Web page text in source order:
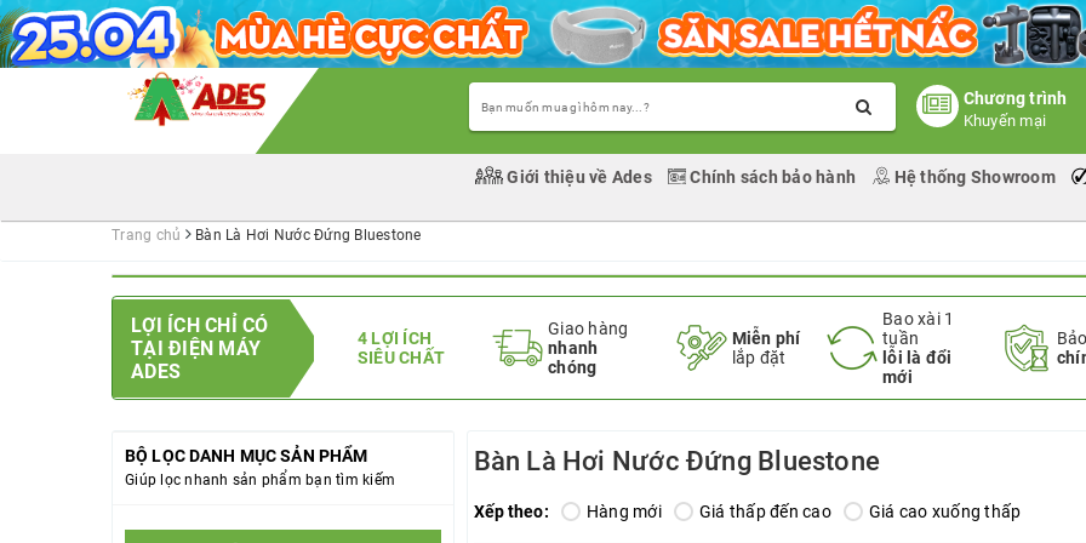
Chương trình
Khuyến mại
Giới thiệu về Ades Chính sách bảo hành Hệ thống Showroom
Trang chủ Bàn Là Hơi Nước Đứng Bluestone
LỢI ÍCH CHỈ CÓ
TẠI ĐIỆN MÁY
ADES
4 LỢI ÍCH
SIÊU CHẤT
Giao hàng
nhanh
chóng
Miễn phí
lắp đặt
Bao xài 1
tuần
lỗi là đổi
mới
BỘ LỌC DANH MỤC SẢN PHẨM
Giúp lọc nhanh sản phẩm bạn tìm kiếm
Bàn Là Hơi Nước Đứng Bluestone
Xếp theo: Hàng mới Giá thấp đến cao Giá cao xuống thấp